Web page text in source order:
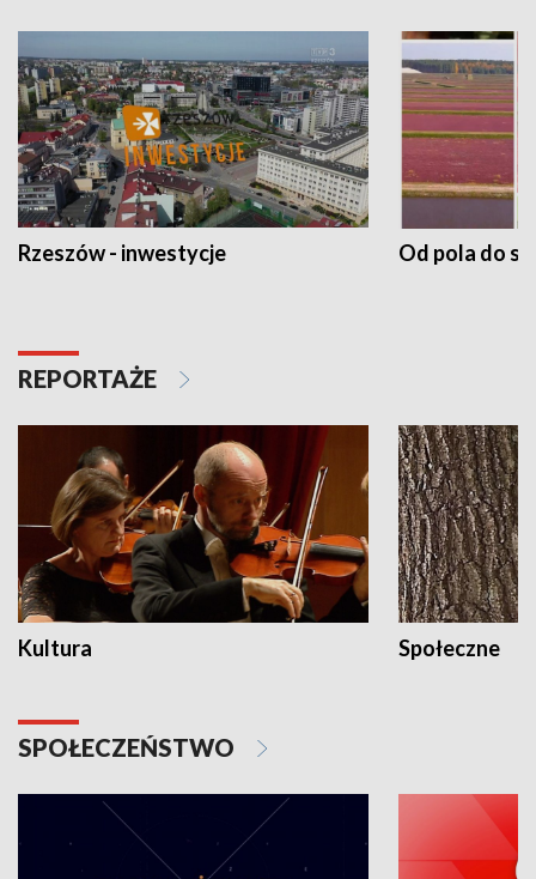
Rzeszów - inwestycje Od pola do
REPORTAŻE
Kultura Społeczne
SPOŁECZEŃSTWO